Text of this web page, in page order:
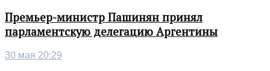
Премьер-министр Пашинян принял
парламентскую делегацию Аргентины
30 мая 20:29